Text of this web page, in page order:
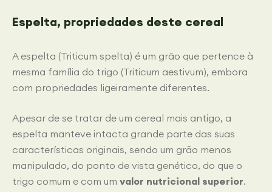
Espelta, propriedades deste cereal
A espelta (Triticum spelta) é um grão que pertence à
mesma família do trigo (Triticum aestivum), embora
com propriedades ligeiramente diferentes.
Apesar de se tratar de um cereal mais antigo, a
espelta manteve intacta grande parte das suas
características originais, sendo um grão menos
manipulado, do ponto de vista genético, do que o
trigo comum e com um valor nutricional superior.